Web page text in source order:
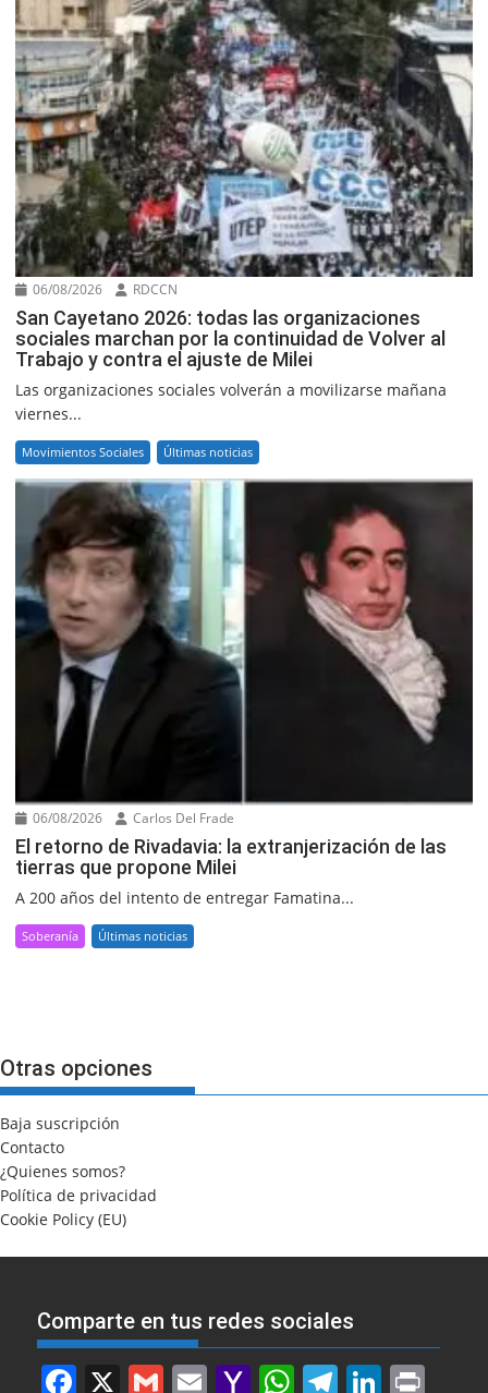
06/08/2026 RDCCN
San Cayetano 2026: todas las organizaciones
sociales marchan por la continuidad de Volver al
Trabajo y contra el ajuste de Milei
Las organizaciones sociales volverán a movilizarse mañana
viernes...
Movimientos Sociales Últimas noticias
06/08/2026 Carlos Del Frade
El retorno de Rivadavia: la extranjerización de las
tierras que propone Milei
A 200 años del intento de entregar Famatina...
Soberanía Últimas noticias
Otras opciones
Baja suscripción
Contacto
¿Quienes somos?
Política de privacidad
Cookie Policy (EU)
Comparte en tus redes sociales
F X G E Y W T Li